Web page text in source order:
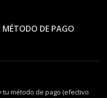
MÉTODO DE PAGO
método de pago (efectivo